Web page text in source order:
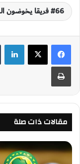
66 فريقا يخوضون الدور الثاني من منافسات كأس العرش
لينكدإن
مقالات ذات صلة